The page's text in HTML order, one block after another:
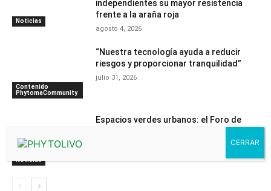
Noticias
independientes su mayor resistencia
frente a la araña roja
agosto 4, 2026
Contenido
PhytomaCommunity
“Nuestra tecnología ayuda a reducir
riesgos y proporcionar tranquilidad”
julio 31, 2026
Noticias
Espacios verdes urbanos: el Foro de